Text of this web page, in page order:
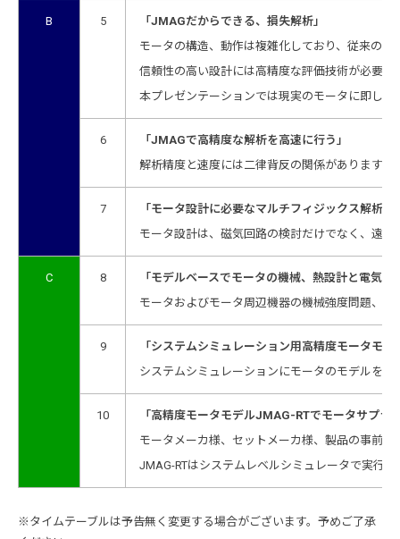
B 5
「JMAGだからできる、損失解析」
モータの構造、動作は複雑化しており、従来の
信頼性の高い設計には高精度な評価技術が必要で
本プレゼンテーションでは現実のモータに即し
6
「JMAGで高精度な解析を高速に行う」
解析精度と速度には二律背反の関係があります
7
「モータ設計に必要なマルチフィジックス解析」
モータ設計は、磁気回路の検討だけでなく、遠
C 8
「モデルベースでモータの機械、熱設計と電気設
モータおよびモータ周辺機器の機械強度問題、
9
「システムシミュレーション用高精度モータモ
システムシミュレーションにモータのモデルを
10
「高精度モータモデルJMAG-RTでモータサプラ
モータメーカ様、セットメーカ様、製品の事前
JMAG-RTはシステムレベルシミュレータで実行
※タイムテーブルは予告無く変更する場合がございます。予めご了承